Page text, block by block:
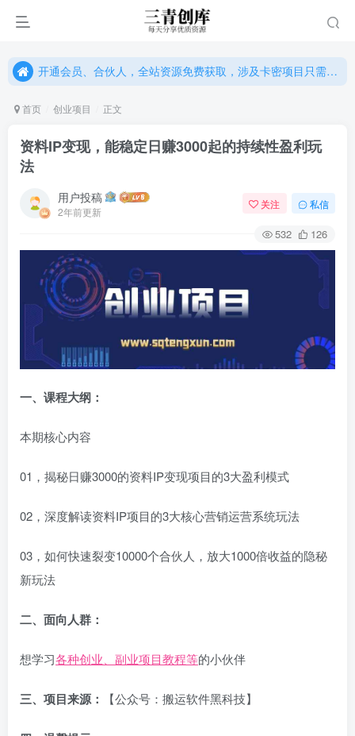
开通会员、合伙人，全站资源免费获取，涉及卡密项目只需单独购卡密（位置：网站右下悬浮按钮）
开通会员、合伙人，全站资源免费获取，涉及卡密项目只需单独购卡密（位置：网站右下悬浮按钮）
首页 创业项目 正文
资料IP变现，能稳定日赚3000起的持续性盈利玩
法
用户投稿
2年前更新
关注 私信
532 126
一、课程大纲：
本期核心内容
01，揭秘日赚3000的资料IP变现项目的3大盈利模式
02，深度解读资料IP项目的3大核心营销运营系统玩法
03，如何快速裂变10000个合伙人，放大1000倍收益的隐秘
新玩法
二、面向人群：
想学习各种创业、副业项目教程等的小伙伴
三、项目来源： 【公众号：搬运软件黑科技】